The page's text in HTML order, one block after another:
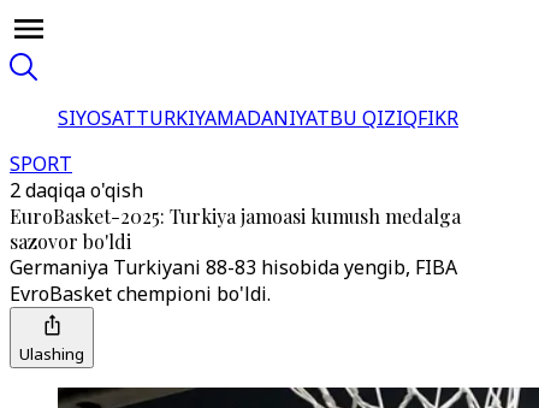
SIYOSATTURKIYAMADANIYATBU QIZIQFIKR
SPORT
2 daqiqa o'qish
EuroBasket-2025: Turkiya jamoasi kumush medalga
sazovor bo'ldi
Germaniya Turkiyani 88-83 hisobida yengib, FIBA
EvroBasket chempioni bo'ldi.
Ulashing